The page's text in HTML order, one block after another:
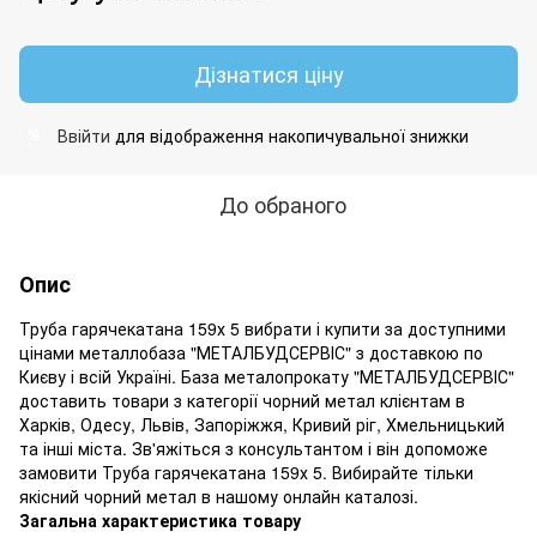
Дізнатися ціну
Ввійти для відображення накопичувальної знижки
До обраного
Опис
Труба гарячекатана 159х 5 вибрати і купити за доступними
цінами металлобаза "МЕТАЛБУДСЕРВІС" з доставкою по
Києву і всій Україні. База металопрокату "МЕТАЛБУДСЕРВІС"
доставить товари з категорії чорний метал клієнтам в
Харків, Одесу, Львів, Запоріжжя, Кривий ріг, Хмельницький
та інші міста. Зв'яжіться з консультантом і він допоможе
замовити Труба гарячекатана 159х 5. Вибирайте тільки
якісний чорний метал в нашому онлайн каталозі.
Загальна характеристика товару